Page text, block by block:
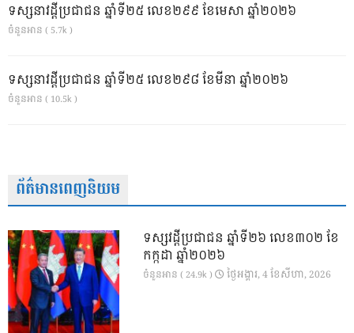
ទស្សនាវដ្ដីប្រជាជន ឆ្នាំទី២៥ លេខ២៩៩ ខែមេសា ឆ្នាំ២០២៦
ចំនួនអាន ( 5.7k )
ទស្សនាវដ្ដីប្រជាជន ឆ្នាំទី២៥ លេខ២៩៨ ខែមីនា ឆ្នាំ២០២៦
ចំនួនអាន ( 10.5k )
ព័ត៌មានពេញនិយម
ទស្សវដ្តីប្រជាជន ឆ្នាំទី២៦ លេខ៣០២ ខែ
កក្កដា ឆ្នាំ២០២៦
ចំនួនអាន ( 24.9k ) ថ្ងៃ​អង្គារ, 4 ខែ​សីហា, 2026